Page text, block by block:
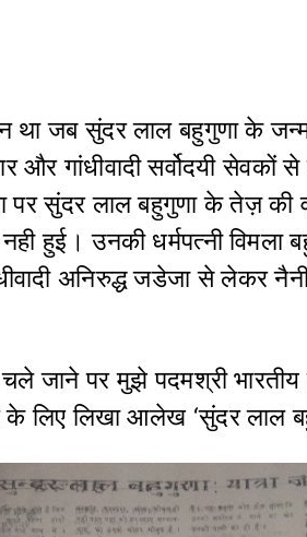
था जब सुंदर लाल बहुगुणा के
और गांधीवादी सर्वोदयी
पर सुंदर लाल बहुगुणा के तेज़
हुई। उनकी धर्मपत्नी विमला
अनिरुद्ध जडेजा से लेकर
जाने पर मुझे पदमश्री भारतीय
लिए लिखा आलेख ‘सुंदर लाल